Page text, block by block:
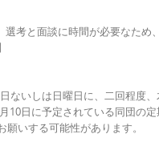
選考と面談に時間が必要なため
ないしは日曜日に、二回程度
10日に予定されている同団の
いする可能性があります。